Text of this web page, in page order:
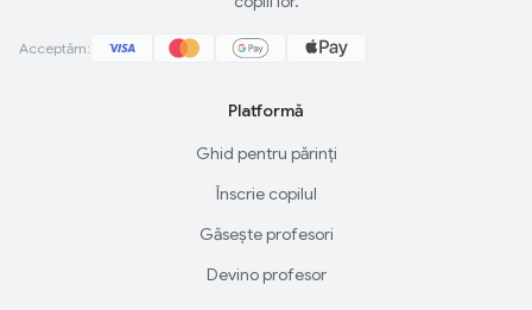
Acceptăm:
Platformă
Ghid pentru părinți
Înscrie copilul
Găsește profesori
Devino profesor